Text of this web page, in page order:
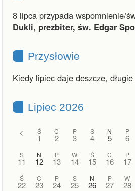
8 lipca przypada wspomnienie/
Dukli, prezbiter, św. Edgar
Przysłowie
Kiedy lipiec daje deszcze,
Lipiec 2026
< Ś
1
C
2
P
3
S
4
N
5
P
6
S
11
N
12
P
13
W
14
Ś
15
C
16
P
17
Ś
22
C
23
P
24
S
25
N
26
P
27
W
28